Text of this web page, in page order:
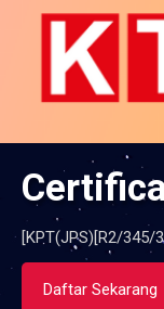
[KPT(JPS)[R2/345/
Daftar Sekarang